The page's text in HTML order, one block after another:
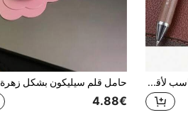
مشبك قلم معدني متين، مناسب لأقلام الحبر الجاف وأقلام الحبر السائل وأقلام التحديد، منظم مكتبي انسيابي، قابل للتعديل، قبضة محكمة، مناسب لمعظم أنواع الأقلام
4.88€